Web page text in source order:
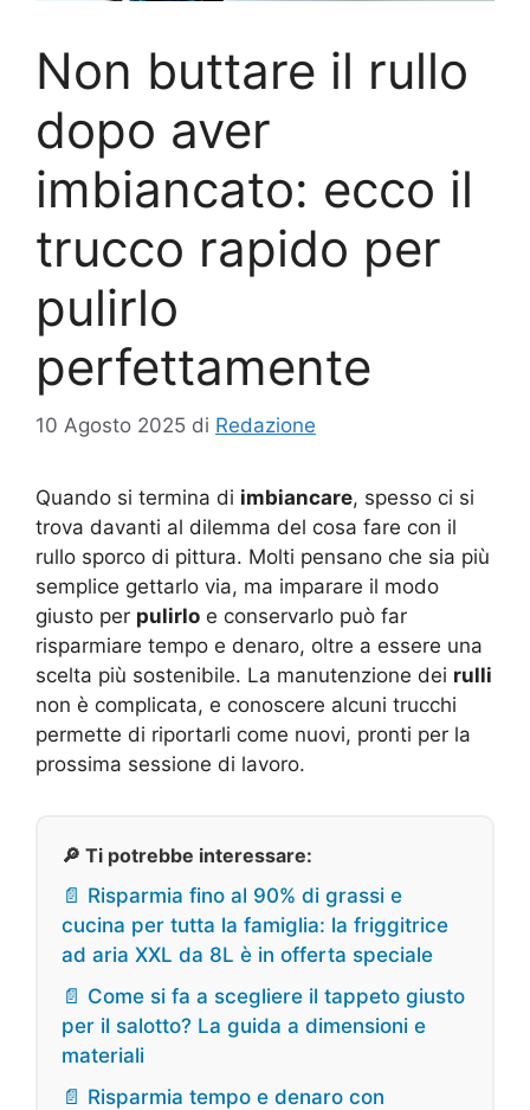
Non buttare il rullo
dopo aver
imbiancato: ecco il
trucco rapido per
pulirlo
perfettamente
10 Agosto 2025 di Redazione
Quando si termina di imbiancare, spesso ci si
trova davanti al dilemma del cosa fare con il
rullo sporco di pittura. Molti pensano che sia più
semplice gettarlo via, ma imparare il modo
giusto per pulirlo e conservarlo può far
risparmiare tempo e denaro, oltre a essere una
scelta più sostenibile. La manutenzione dei rulli
non è complicata, e conoscere alcuni trucchi
permette di riportarli come nuovi, pronti per la
prossima sessione di lavoro.
🔎 Ti potrebbe interessare:
📄 Risparmia fino al 90% di grassi e
cucina per tutta la famiglia: la friggitrice
ad aria XXL da 8L è in offerta speciale
📄 Come si fa a scegliere il tappeto giusto
per il salotto? La guida a dimensioni e
materiali
📄 Risparmia tempo e denaro con